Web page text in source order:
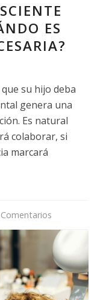
ES
su hijo deba
genera una
Es natural
colaborar, si
marcará